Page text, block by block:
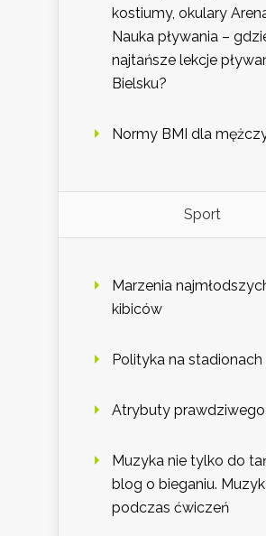
kostiumy, okulary
Nauka pływania –
najtańsze lekcje
Bielsku?
Normy BMI dla
Sport
Marzenia
kibiców
Polityka na stadionach
Atrybuty
Muzyka nie tylko do
blog o bieganiu.
podczas ćwiczeń